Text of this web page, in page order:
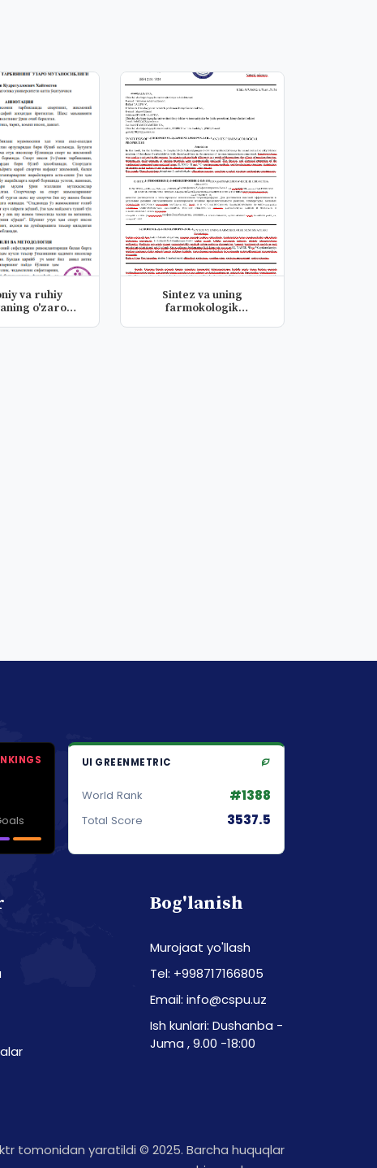
va ruhiy
o'zaro
Sintez va uning
farmokologik
UI GREENMETRIC
World Rank #1388
Total Score 3537.5
Bog'lanish
Murojaat yo'llash
Tel: +998717166805
Email: info@cspu.uz
Ish kunlari: Dushanba -
Juma , 9.00 -18:00
tomonidan yaratildi © 2025. Barcha huquqlar